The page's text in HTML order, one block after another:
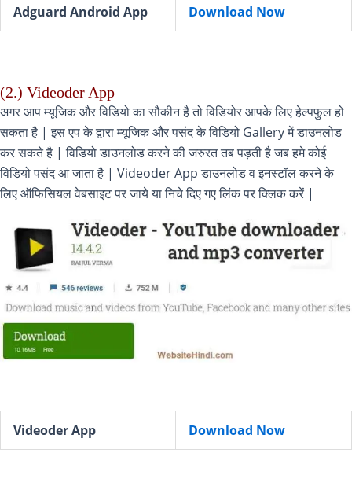
Adguard Android App Download Now
(2.) Videoder App
अगर आप म्यूजिक और विडियो का सौकीन है तो विडियोर आपके लिए हेल्पफुल हो
सकता है | इस एप के द्वारा म्यूजिक और पसंद के विडियो Gallery में डाउनलोड
कर सकते है | विडियो डाउनलोड करने की जरुरत तब पड़ती है जब हमे कोई
विडियो पसंद आ जाता है | Videoder App डाउनलोड व इनस्टॉल करने के
लिए ऑफिसियल वेबसाइट पर जाये या निचे दिए गए लिंक पर क्लिक करें |
Videoder App Download Now